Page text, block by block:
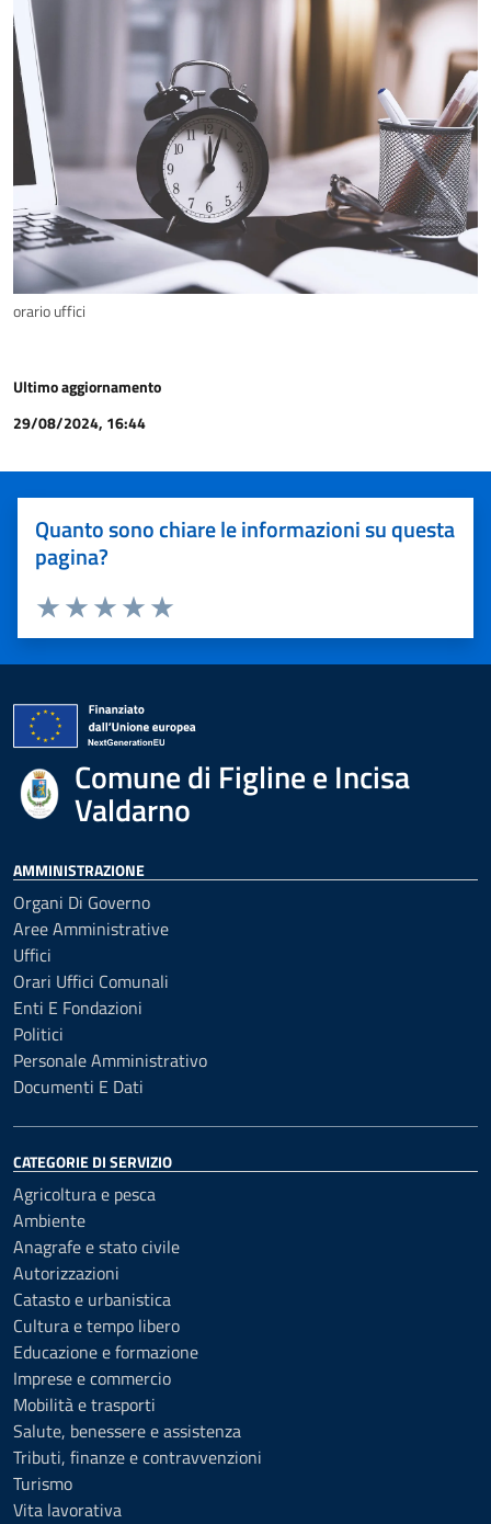
orario uffici
Ultimo aggiornamento
29/08/2024, 16:44
Quanto sono chiare le informazioni su questa
pagina?
Valuta 5 stelle su 5
Valuta 4 stelle su 5
Valuta 3 stelle su 5
Valuta 2 stelle su 5
Valuta 1 stelle su 5
Comune di Figline e Incisa
Valdarno
AMMINISTRAZIONE
Organi Di Governo
Aree Amministrative
Uffici
Orari Uffici Comunali
Enti E Fondazioni
Politici
Personale Amministrativo
Documenti E Dati
CATEGORIE DI SERVIZIO
Agricoltura e pesca
Ambiente
Anagrafe e stato civile
Autorizzazioni
Catasto e urbanistica
Cultura e tempo libero
Educazione e formazione
Imprese e commercio
Mobilità e trasporti
Salute, benessere e assistenza
Tributi, finanze e contravvenzioni
Turismo
Vita lavorativa